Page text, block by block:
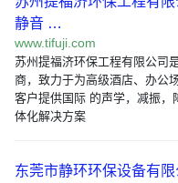
静音 …
www.tifuji.com
苏州提福济环保工程有限公司
商，致力于为高级酒店、办公
客户提供国际 的声学，减振
体化解决方案
东莞市静环环保设备有